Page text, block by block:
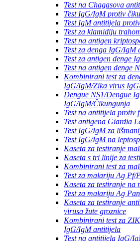
Test na Chagasova
Test IgG/IgM protiv
Test IgM antitijela
Test za klamidiju
Test na antigen
Test za denga IgG/IgM
Test za antigen denge
Test na antigen denge
Kombinirani test za
IgG/IgM/Zika virus
Dengue NS1/Dengue
IgG/IgM/Čikungunja
Test na antitijela
Test antigena Giardia
Test IgG/IgM za
Test IgG/IgM na
Kaseta za testiranje
Kaseta s tri linije za
Kombinirani test za
Test za malariju Ag Pf/
Kaseta za testiranje
Test za malariju Ag Pan
Kaseta za testiranje
virusa žute groznice
Kombinirani test za
IgG/IgM antitijela
Test na antitijela IgG/